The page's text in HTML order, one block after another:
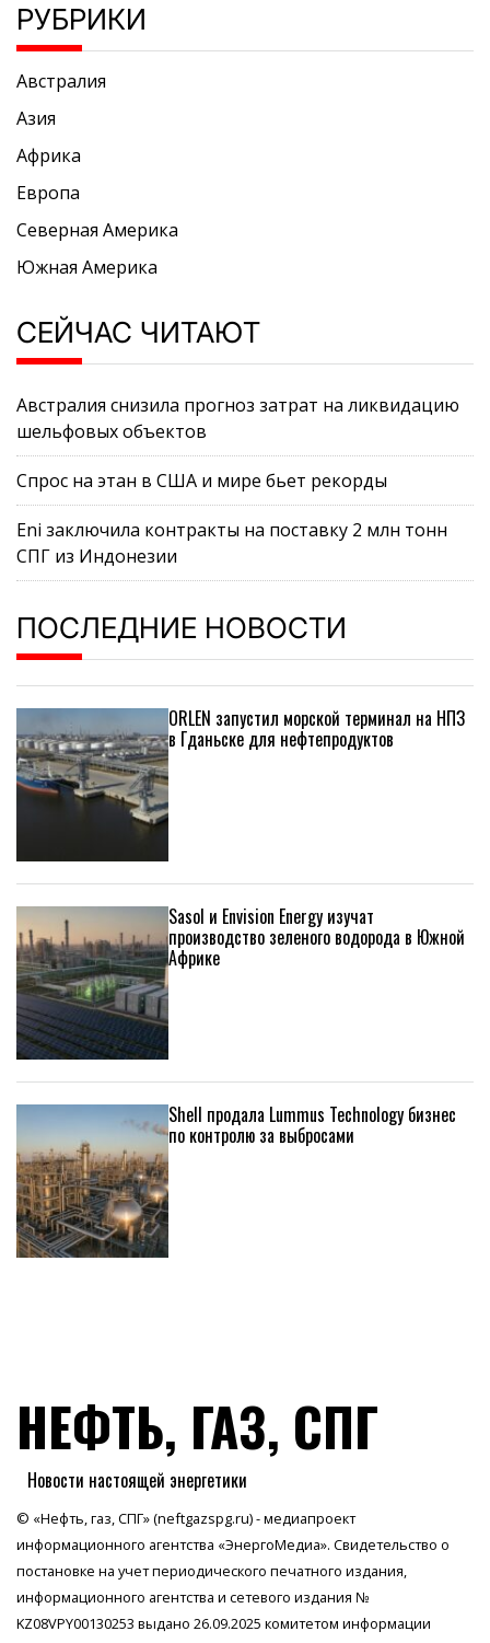
РУБРИКИ
Австралия
Азия
Африка
Европа
Северная Америка
Южная Америка
СЕЙЧАС ЧИТАЮТ
Австралия снизила прогноз затрат на ликвидацию
шельфовых объектов
Спрос на этан в США и мире бьет рекорды
Eni заключила контракты на поставку 2 млн тонн
СПГ из Индонезии
ПОСЛЕДНИЕ НОВОСТИ
ORLEN запустил морской терминал на НПЗ
в Гданьске для нефтепродуктов
Sasol и Envision Energy изучат
производство зеленого водорода в Южной
Африке
Shell продала Lummus Technology бизнес
по контролю за выбросами
НЕФТЬ, ГАЗ, СПГ
Новости настоящей энергетики
© «Нефть, газ, СПГ» (neftgazspg.ru) - медиапроект
информационного агентства «ЭнергоМедиа». Свидетельство о
постановке на учет периодического печатного издания,
информационного агентства и сетевого издания №
KZ08VPY00130253 выдано 26.09.2025 комитетом информации